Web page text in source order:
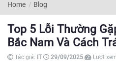
Home Blog
Top 5 Lỗi Thường
Bắc Nam Và Cách
Tác giả: IT 29/09/2025 Lượt